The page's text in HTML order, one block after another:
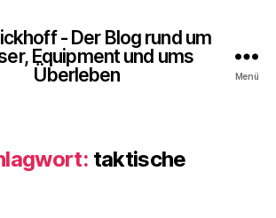
- Der Blog rund um
Equipment und ums
Überleben
Menü
taktische